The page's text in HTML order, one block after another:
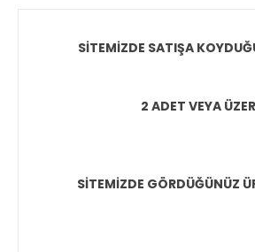
SİTEMİZDE SATIŞA
2 ADET VEYA
SİTEMİZDE GÖRDÜĞÜNÜZ